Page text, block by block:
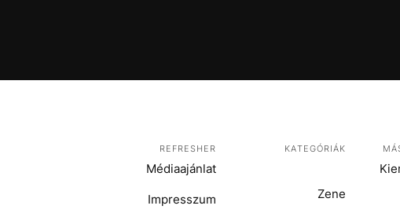
REFRESHER
Médiaajánlat
Impresszum
KATEGÓRIÁK
Zene